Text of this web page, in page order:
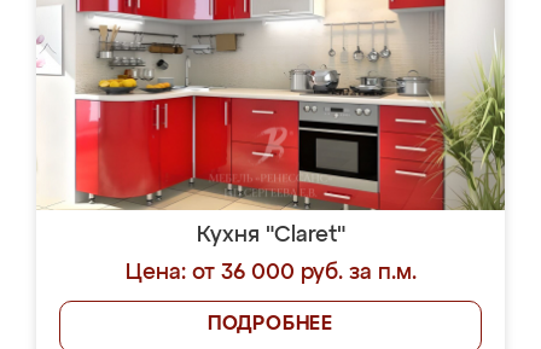
Кухня "Claret"
Цена: от 36 000 руб. за п.м.
ПОДРОБНЕЕ